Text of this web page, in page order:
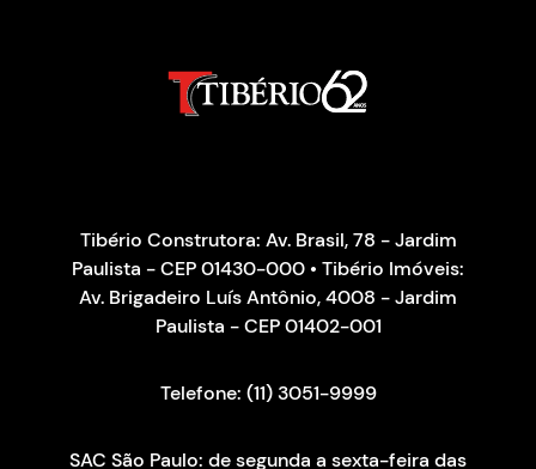
Tibério Construtora: Av. Brasil, 78 - Jardim
Paulista - CEP 01430-000 • Tibério Imóveis:
Av. Brigadeiro Luís Antônio, 4008 - Jardim
Paulista - CEP 01402-001
Telefone: (11) 3051-9999
SAC São Paulo: de segunda a sexta-feira das